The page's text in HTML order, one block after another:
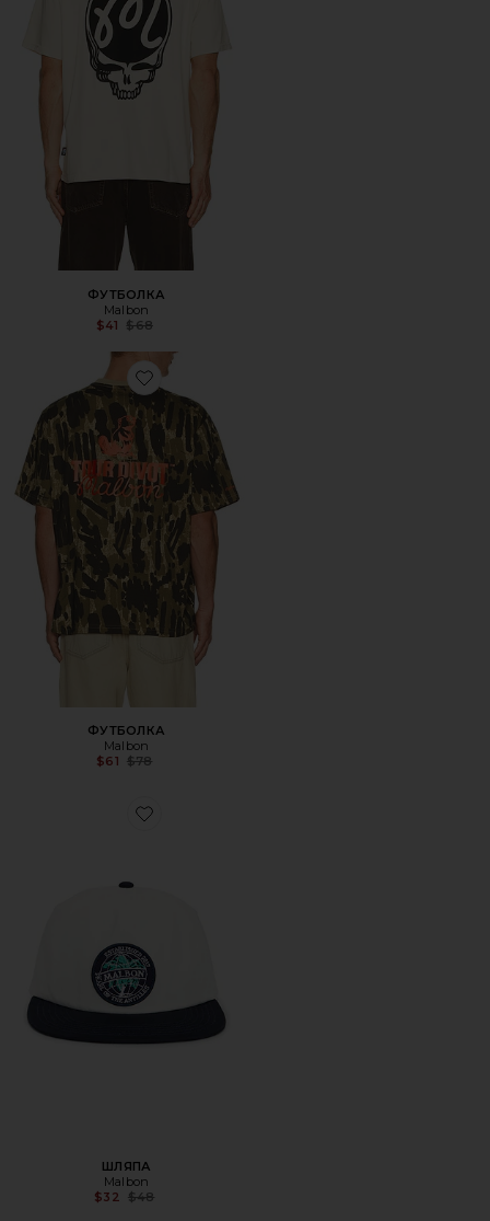
ФУТБОЛКА
Malbon
$41
Previous price:
$68
Favorite ФУТБОЛКА
ФУТБОЛКА
Malbon
$61 Previous price:
$78
Favorite ШЛЯПА
ШЛЯПА
Malbon
$32 Previous price:
$48